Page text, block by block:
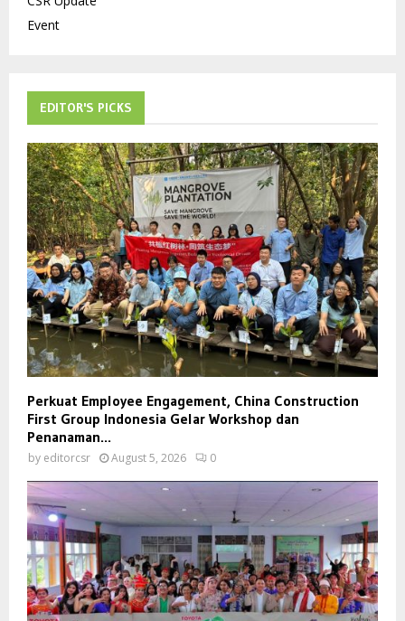
Event
EDITOR'S PICKS
Perkuat Employee Engagement, China Construction
First Group Indonesia Gelar Workshop dan
Penanaman...
by editorcsr August 5, 2026 0